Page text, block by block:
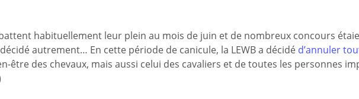
habituellement leur plein au mois de juin et de nombreux concours
autrement… En cette période de canicule, la LEWB a décidé d’annuler
être des chevaux, mais aussi celui des cavaliers et de toutes les personnes